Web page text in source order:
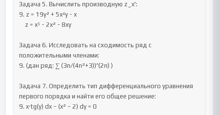
Задача 5. Вычислить производную z_x':
9. z = 19y² + 5x⁴y - x
Задача 6. Исследовать на сходимость ряд с
положительными членами:
9. (дан ряд: ∑ (3n/(4n²+3))^(2n) )
Задача 7. Определить тип дифференциального уравнения
первого порядка и найти его общее решение:
9. x·tg(y) dx − (x² − 2) dy = 0